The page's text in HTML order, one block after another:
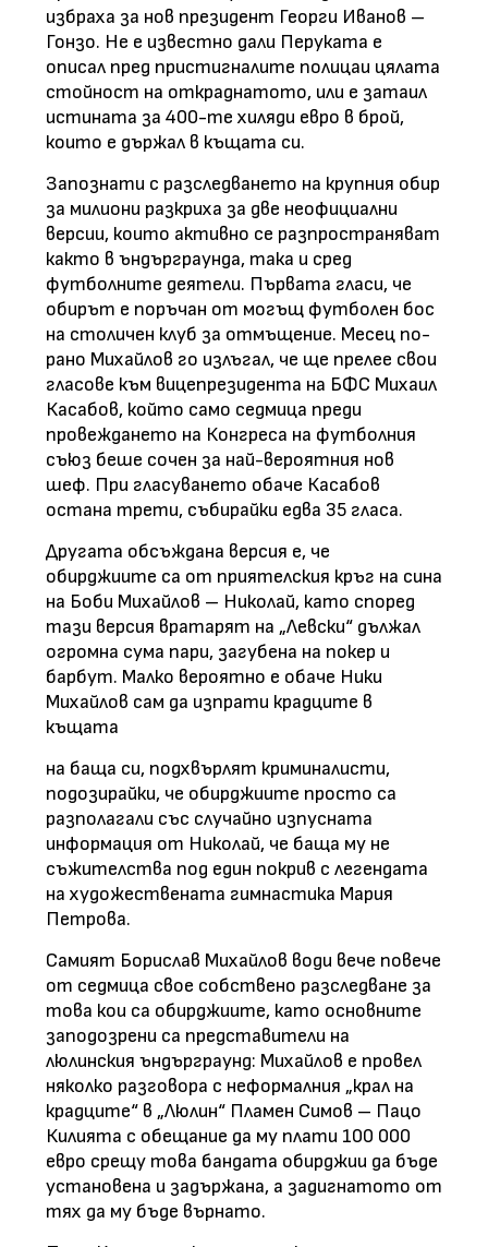
избраха за нов президент Георги Иванов –
Гонзо. Не е известно дали Перуката е
описал пред пристигналите полицаи цялата
стойност на откраднатото, или е затаил
истината за 400-те хиляди евро в брой,
които е държал в къщата си.
Запознати с разследването на крупния обир
за милиони разкриха за две неофициални
версии, които активно се разпространяват
както в ъндърграунда, така и сред
футболните деятели. Първата гласи, че
обирът е поръчан от могъщ футболен бос
на столичен клуб за отмъщение. Месец по-
рано Михайлов го излъгал, че ще прелее свои
гласове към вицепрезидента на БФС Михаил
Касабов, който само седмица преди
провеждането на Конгреса на футболния
съюз беше сочен за най-вероятния нов
шеф. При гласуването обаче Касабов
остана трети, събирайки едва 35 гласа.
Другата обсъждана версия е, че
обирджиите са от приятелския кръг на сина
на Боби Михайлов – Николай, като според
тази версия вратарят на „Левски“ дължал
огромна сума пари, загубена на покер и
барбут. Малко вероятно е обаче Ники
Михайлов сам да изпрати крадците в
къщата
на баща си, подхвърлят криминалисти,
подозирайки, че обирджиите просто са
разполагали със случайно изпусната
информация от Николай, че баща му не
съжителства под един покрив с легендата
на художествената гимнастика Мария
Петрова.
Самият Борислав Михайлов води вече повече
от седмица свое собствено разследване за
това кои са обирджиите, като основните
заподозрени са представители на
люлинския ъндърграунд: Михайлов е провел
няколко разговора с неформалния „крал на
крадците“ в „Люлин“ Пламен Симов – Пацо
Килията с обещание да му плати 100 000
евро срещу това бандата обирджии да бъде
установена и задържана, а задигнатото от
тях да му бъде върнато.